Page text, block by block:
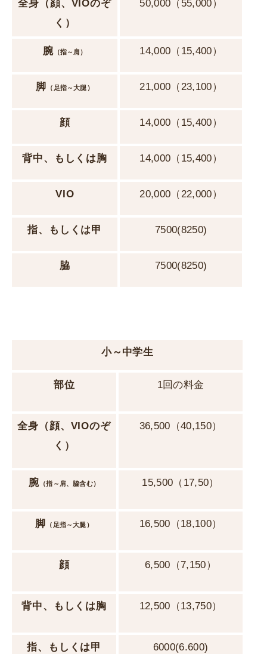
全身 （顔、VIOのぞ
く）
50,000（55,000）
腕（指～肩） 14,000（15,400）
脚 （足指～大腿） 21,000（23,100）
顔 14,000（15,400）
背中、もしくは胸 14,000（15,400）
VIO 20,000（22,000）
指、もしくは甲 7500(8250)
脇 7500(8250)
小～中学生
部位 1回の料金
全身 （顔、VIOのぞ
く）
36,500（40,150）
腕 （指～肩、脇含む） 15,500（17,50）
脚 （足指～大腿） 16,500（18,100）
顔 6,500（7,150）
背中、もしくは胸 12,500（13,750）
指、もしくは甲 6000(6.600)